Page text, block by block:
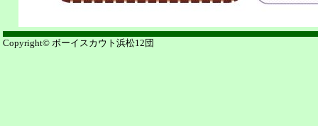
Copyright© ボーイスカウト浜松12団